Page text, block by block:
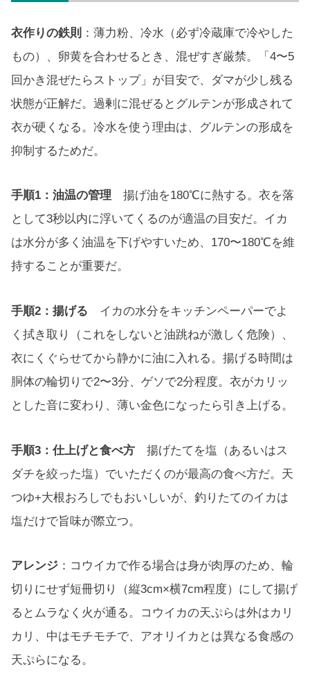
衣作りの鉄則 ：薄力粉、冷水（必ず冷蔵庫で冷やした
もの）、卵黄を合わせるとき、混ぜすぎ厳禁。「4〜5
回かき混ぜたらストップ」が目安で、ダマが少し残る
状態が正解だ。過剰に混ぜるとグルテンが形成されて
衣が硬くなる。冷水を使う理由は、グルテンの形成を
抑制するためだ。
手順1：油温の管理 揚げ油を180℃に熱する。衣を落
として3秒以内に浮いてくるのが適温の目安だ。イカ
は水分が多く油温を下げやすいため、170〜180℃を維
持することが重要だ。
手順2：揚げる イカの水分をキッチンペーパーでよ
く拭き取り（これをしないと油跳ねが激しく危険）、
衣にくぐらせてから静かに油に入れる。揚げる時間は
胴体の輪切りで2〜3分、ゲソで2分程度。衣がカリッ
とした音に変わり、薄い金色になったら引き上げる。
手順3：仕上げと食べ方 揚げたてを塩（あるいはス
ダチを絞った塩）でいただくのが最高の食べ方だ。天
つゆ+大根おろしでもおいしいが、釣りたてのイカは
塩だけで旨味が際立つ。
アレンジ ：コウイカで作る場合は身が肉厚のため、輪
切りにせず短冊切り（縦3cm×横7cm程度）にして揚げ
るとムラなく火が通る。コウイカの天ぷらは外はカリ
カリ、中はモチモチで、アオリイカとは異なる食感の
天ぷらになる。